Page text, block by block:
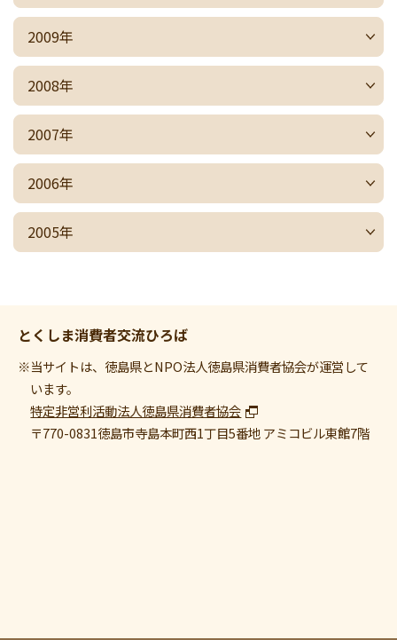
2009年
2008年
2007年
2006年
2005年
とくしま消費者交流ひろば
※当サイトは、徳島県とNPO法人徳島県消費者協会が運営して
います。
特定非営利活動法人徳島県消費者協会
〒770-0831徳島市寺島本町西1丁目5番地 アミコビル東館7階